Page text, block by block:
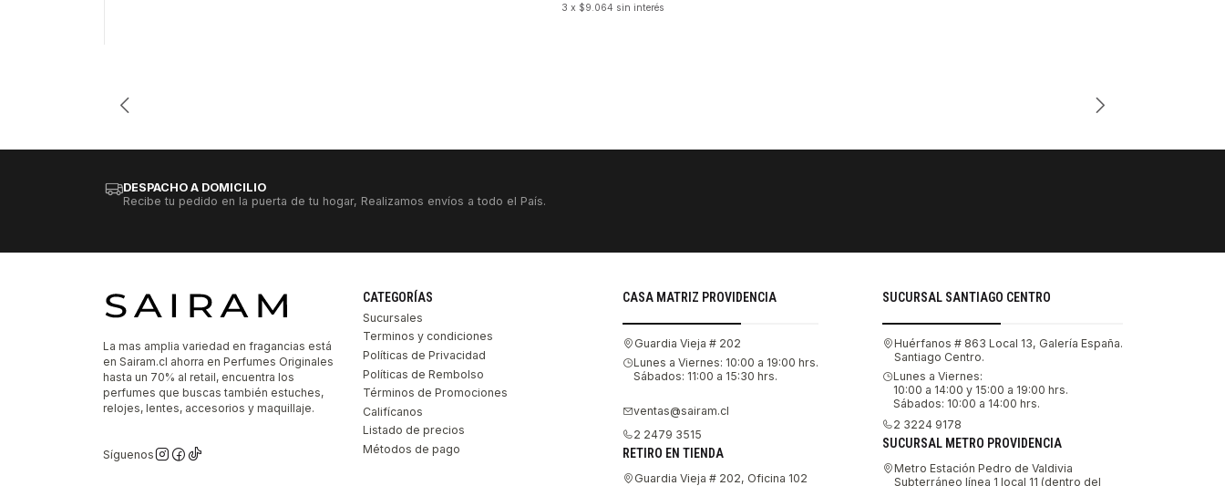
3 x $9.064 sin interés
DESPACHO A DOMICILIO
Recibe tu pedido en la puerta de tu hogar, Realizamos envíos a todo el País.
La mas amplia variedad en fragancias está
en Sairam.cl ahorra en Perfumes Originales
hasta un 70% al retail, encuentra los
perfumes que buscas también estuches,
relojes, lentes, accesorios y maquillaje.
Síguenos
CATEGORÍAS
Sucursales
Terminos y condiciones
Políticas de Privacidad
Políticas de Rembolso
Términos de Promociones
Califícanos
Listado de precios
Métodos de pago
CASA MATRIZ PROVIDENCIA
Guardia Vieja # 202
Lunes a Viernes: 10:00 a 19:00 hrs.
Sábados: 11:00 a 15:30 hrs.
ventas@sairam.cl
2 2479 3515
RETIRO EN TIENDA
Guardia Vieja # 202, Oficina 102
SUCURSAL SANTIAGO CENTRO
Huérfanos # 863 Local 13, Galería España.
Santiago Centro.
Lunes a Viernes:
10:00 a 14:00 y 15:00 a 19:00 hrs.
Sábados: 10:00 a 14:00 hrs.
2 3224 9178
SUCURSAL METRO PROVIDENCIA
Metro Estación Pedro de Valdivia
Subterráneo línea 1 local 11 (dentro del